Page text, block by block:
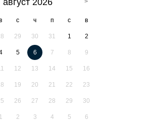
с ч п с в
29 30 31 1 2
5 6 7 8 9
12 13 14 15 16
19 20 21 22 23
26 27 28 29 30
1 2 3 4 5 6